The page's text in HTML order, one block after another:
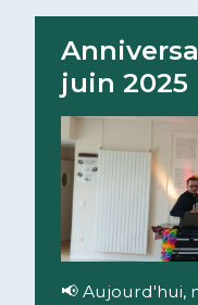
juin 2025
📢 Aujourd'hui,